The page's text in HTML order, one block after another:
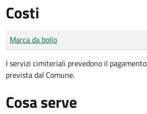
Costi
Tipo di pagamento
Importo
Marca da bollo
I servizi cimiteriali prevedono il
prevista dal Comune.
Cosa serve